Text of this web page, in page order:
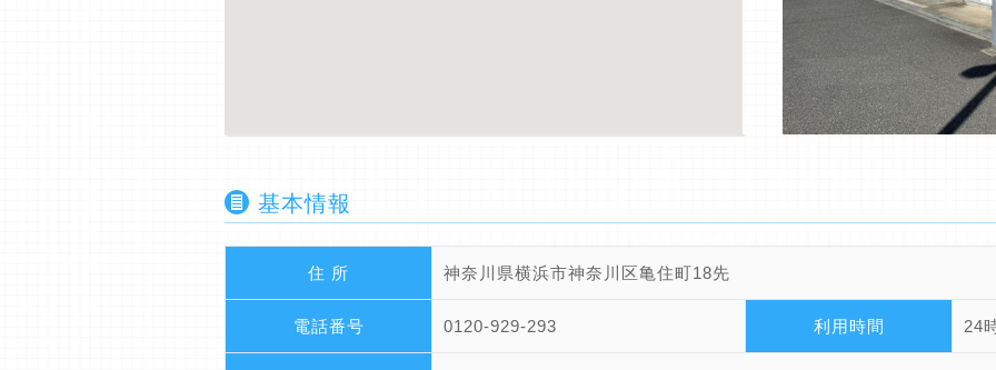
基本情報
住 所 神奈川県横浜市神奈川区亀住町18先
電話番号 0120-929-293 利用時間 24